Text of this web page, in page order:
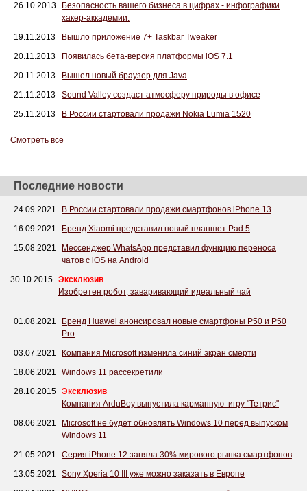
26.10.2013
Безопасность вашего бизнеса в цифрах - инфографики
хакер-аккадемии.
19.11.2013
Вышло приложение 7+ Taskbar Tweaker
20.11.2013
Появилась бета-версия платформы iOS 7.1
20.11.2013
Вышел новый браузер для Java
21.11.2013
Sound Valley создаст атмосферу природы в офисе
25.11.2013
В России стартовали продажи Nokia Lumia 1520
Смотреть все
Последние новости
24.09.2021
В России стартовали продажи смартфонов iPhone 13
16.09.2021
Бренд Xiaomi представил новый планшет Pad 5
15.08.2021
Мессенджер WhatsApp представил функцию переноса
чатов с iOS на Android
30.10.2015 Эксклюзив
Изобретен робот, заваривающий идеальный чай
01.08.2021
Бренд Huawei анонсировал новые смартфоны P50 и P50
Pro
03.07.2021
Компания Microsoft изменила синий экран смерти
18.06.2021
Windows 11 рассекретили
28.10.2015 Эксклюзив
Компания ArduBoy выпустила карманную игру "Тетрис"
08.06.2021
Microsoft не будет обновлять Windows 10 перед выпуском
Windows 11
21.05.2021
Серия iPhone 12 заняла 30% мирового рынка смартфонов
13.05.2021
Sony Xperia 10 III уже можно заказать в Европе